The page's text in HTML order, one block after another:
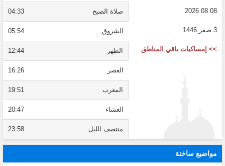
08 08 2026
3 صفر 1446
>> إمساكيات باقي المناطق
صلاة الصبح 04:33
الشروق 05:54
الظهر 12:44
العصر 16:26
المغرب 19:51
العشاء 20:47
منتصف الليل 23:58
مواضيع ساخنة